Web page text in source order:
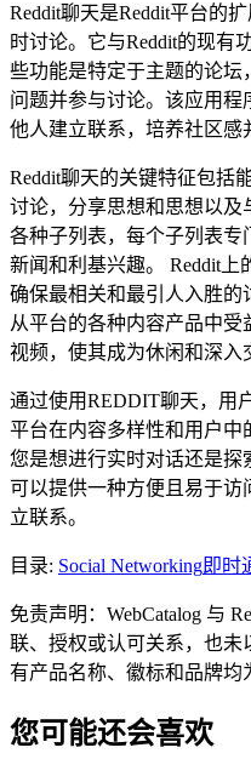
Reddit聊天是Reddit平台的
时讨论。它与Reddit的现有
些功能是特定于主题的论坛
问题并参与讨论。该应用
他人建立联系，培养社区感
Reddit聊天的关键特征包括
讨论，分享思想和思想以及
各种子列表，每个子列表专
新闻和利基兴趣。 Reddit上
确保最相关和最引人入胜的
从平台的各种内容产品中
视频，使其成为休闲和深入
通过使用REDDIT聊天，用
平台在内容多样性和用户
您是想进行实时对话还是探
可以提供一种方便且易于
立联系。
目录: Social Networking即时
免责声明：WebCatalog 与
联、授权或认可关系，也
有产品名称、徽标和品牌均
您可能还会喜欢